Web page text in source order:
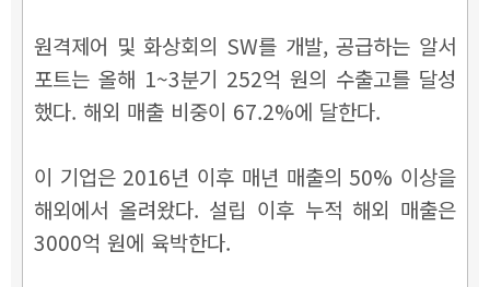
원격제어 및 화상회의 SW를 개발, 공급하는 알서
포트는 올해 1~3분기 252억 원의 수출고를 달성
했다. 해외 매출 비중이 67.2%에 달한다.
이 기업은 2016년 이후 매년 매출의 50% 이상을
해외에서 올려왔다. 설립 이후 누적 해외 매출은
3000억 원에 육박한다.